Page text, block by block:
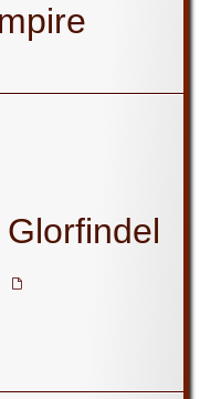
Glorfindel